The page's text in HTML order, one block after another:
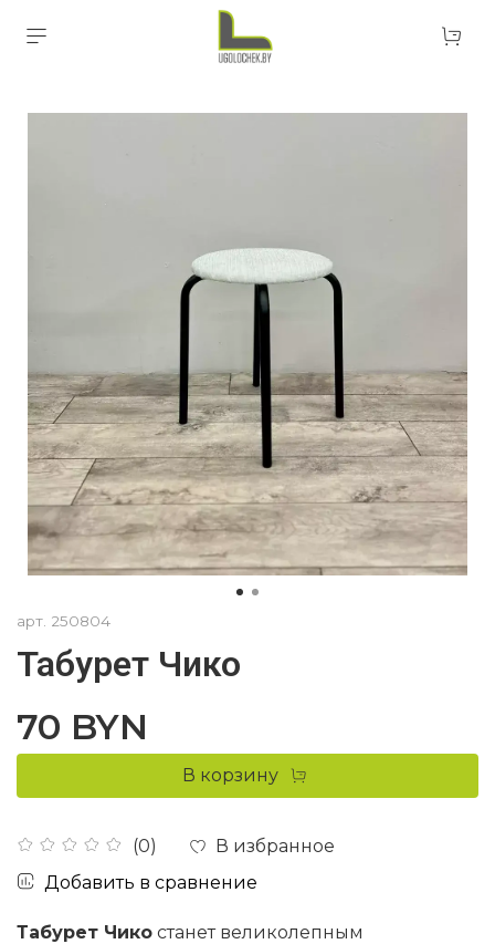
арт. 250804
Табурет Чико
(0)
В избранное
Добавить в сравнение
70 BYN
В корзину
Табурет Чико станет великолепным